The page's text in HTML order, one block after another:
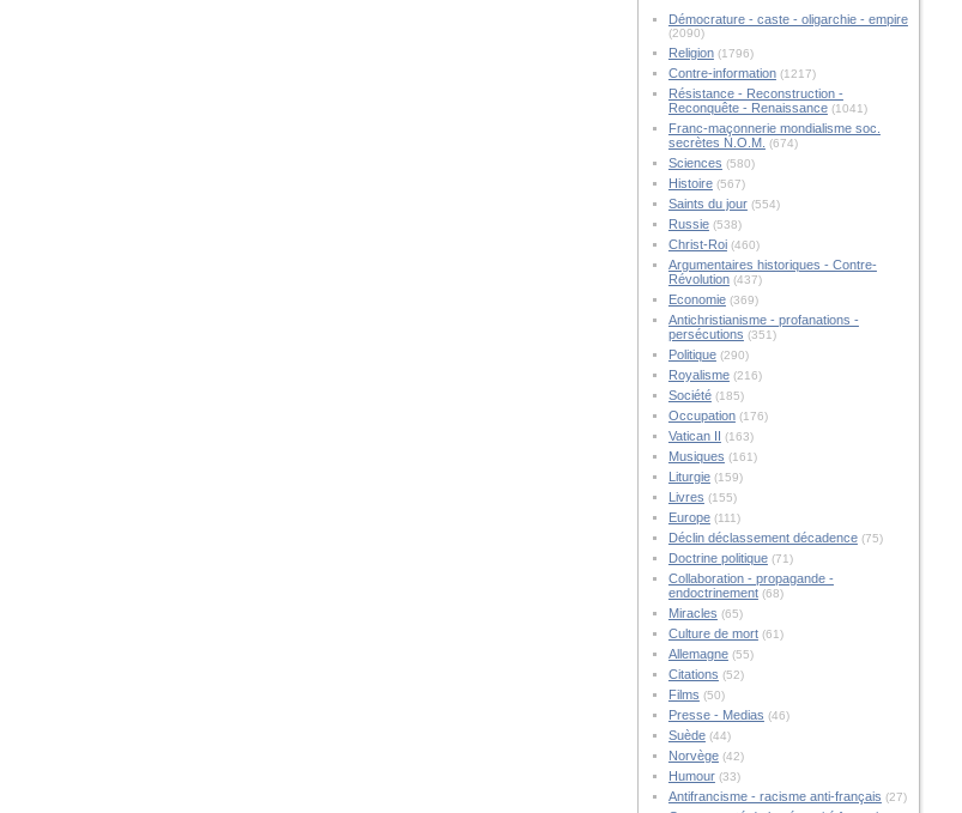
Démocrature - caste - oligarchie - empire
(2090)
Religion(1796)
Contre-information(1217)
Résistance - Reconstruction -
Reconquête - Renaissance(1041)
Franc-maçonnerie mondialisme soc.
secrètes N.O.M. (674)
Sciences (580)
Histoire(567)
Saints du jour(554)
Russie(538)
Christ-Roi(460)
Argumentaires historiques - Contre-
Révolution(437)
Economie(369)
Antichristianisme - profanations -
persécutions (351)
Politique(290)
Royalisme(216)
Société(185)
Occupation(176)
Vatican II (163)
Musiques (161)
Liturgie(159)
Livres (155)
Europe(111)
Déclin déclassement décadence(75)
Doctrine politique(71)
Collaboration - propagande -
endoctrinement(68)
Miracles (65)
Culture de mort(61)
Allemagne(55)
Citations (52)
Films (50)
Presse - Medias (46)
Suède(44)
Norvège(42)
Humour(33)
Antifrancisme - racisme anti-français (27)